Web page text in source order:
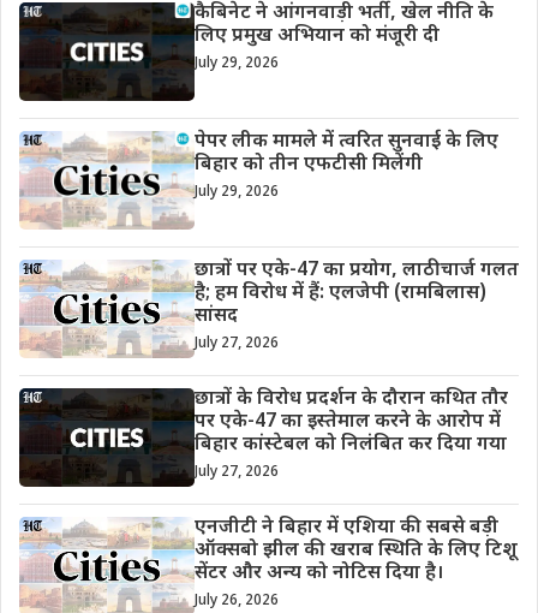
कैबिनेट ने आंगनवाड़ी भर्ती, खेल नीति के
लिए प्रमुख अभियान को मंजूरी दी
July 29, 2026
पेपर लीक मामले में त्वरित सुनवाई के लिए
बिहार को तीन एफटीसी मिलेंगी
July 29, 2026
छात्रों पर एके-47 का प्रयोग, लाठीचार्ज गलत
है; हम विरोध में हैं: एलजेपी (रामबिलास)
सांसद
July 27, 2026
छात्रों के विरोध प्रदर्शन के दौरान कथित तौर
पर एके-47 का इस्तेमाल करने के आरोप में
बिहार कांस्टेबल को निलंबित कर दिया गया
July 27, 2026
एनजीटी ने बिहार में एशिया की सबसे बड़ी
ऑक्सबो झील की खराब स्थिति के लिए टिशू
सेंटर और अन्य को नोटिस दिया है।
July 26, 2026